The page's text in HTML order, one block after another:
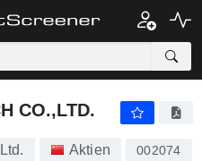
CO.,LTD.
Aktien 002074